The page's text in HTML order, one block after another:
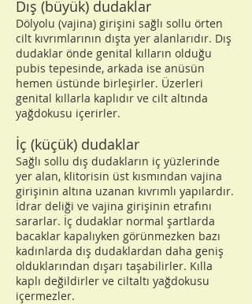
Dış (büyük) dudaklar
Dölyolu (vajina) girişini sağlı sollu örten
cilt kıvrımlarının dışta yer alanlarıdır. Dış
dudaklar önde genital kılların olduğu
pubis tepesinde, arkada ise anüsün
hemen üstünde birleşirler. Üzerleri
genital kıllarla kaplıdır ve cilt altında
yağdokusu içerirler.
İç (küçük) dudaklar
Sağlı sollu dış dudakların iç yüzlerinde
yer alan, klitorisin üst kısmından vajina
girişinin altına uzanan kıvrımlı yapılardır.
İdrar deliği ve vajina girişinin etrafını
sararlar. İç dudaklar normal şartlarda
bacaklar kapalıyken görünmezken bazı
kadınlarda dış dudaklardan daha geniş
olduklarından dışarı taşabilirler. Kılla
kaplı değildirler ve ciltaltı yağdokusu
içermezler.